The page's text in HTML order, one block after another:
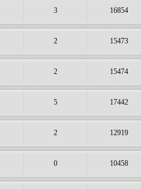
3 16854
2 15473
2 15474
5 17442
2 12919
0 10458